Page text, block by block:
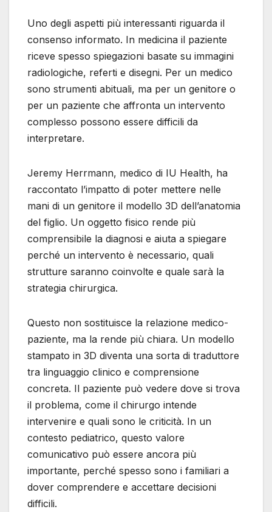
Uno degli aspetti più interessanti riguarda il
consenso informato. In medicina il paziente
riceve spesso spiegazioni basate su immagini
radiologiche, referti e disegni. Per un medico
sono strumenti abituali, ma per un genitore o
per un paziente che affronta un intervento
complesso possono essere difficili da
interpretare.
Jeremy Herrmann, medico di IU Health, ha
raccontato l’impatto di poter mettere nelle
mani di un genitore il modello 3D dell’anatomia
del figlio. Un oggetto fisico rende più
comprensibile la diagnosi e aiuta a spiegare
perché un intervento è necessario, quali
strutture saranno coinvolte e quale sarà la
strategia chirurgica.
Questo non sostituisce la relazione medico-
paziente, ma la rende più chiara. Un modello
stampato in 3D diventa una sorta di traduttore
tra linguaggio clinico e comprensione
concreta. Il paziente può vedere dove si trova
il problema, come il chirurgo intende
intervenire e quali sono le criticità. In un
contesto pediatrico, questo valore
comunicativo può essere ancora più
importante, perché spesso sono i familiari a
dover comprendere e accettare decisioni
difficili.